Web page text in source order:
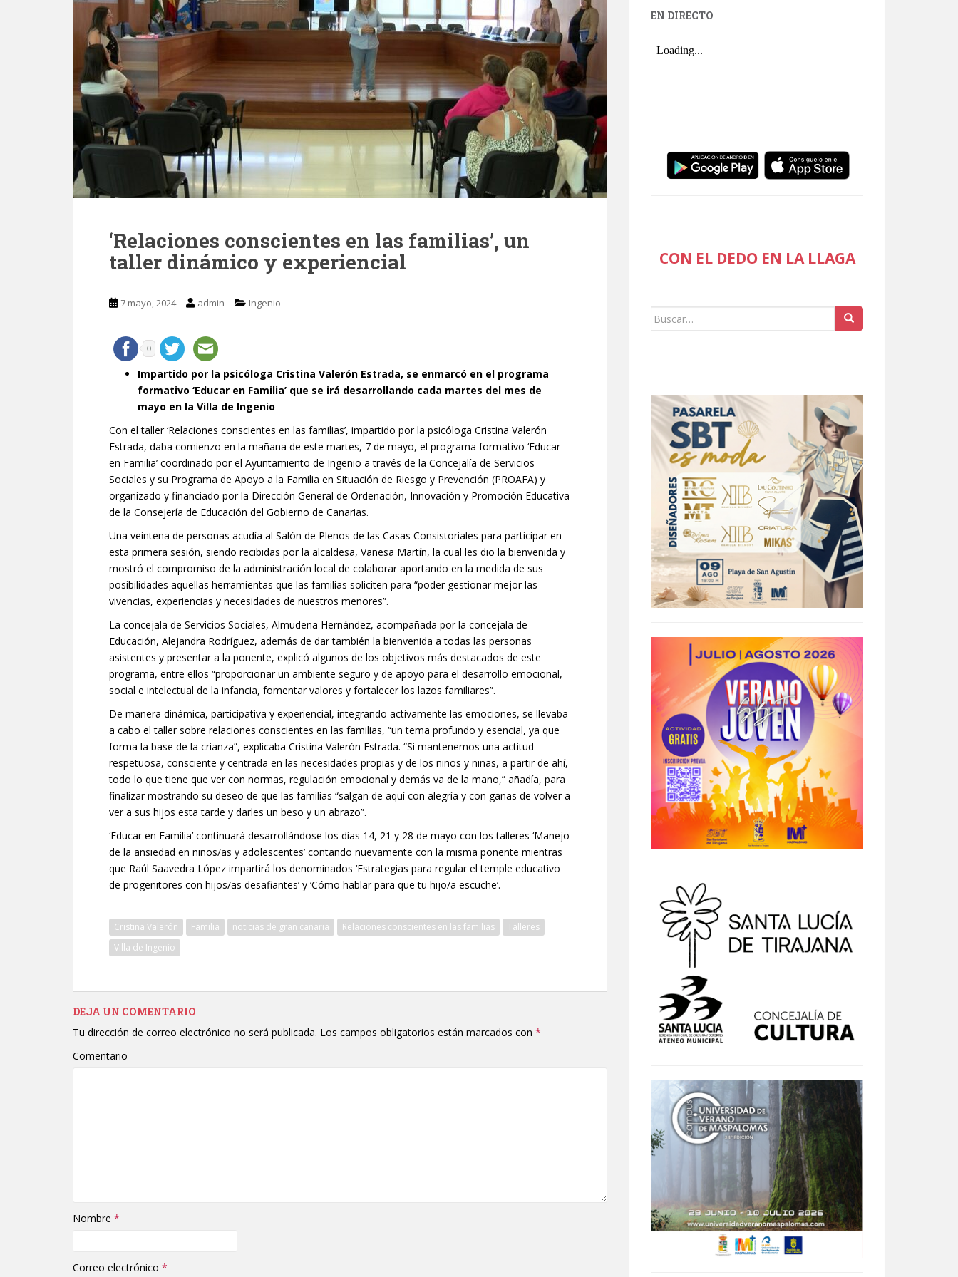
‘Relaciones conscientes en las familias’, un
taller dinámico y experiencial
7 mayo, 2024 admin Ingenio
0
Impartido por la psicóloga Cristina Valerón Estrada, se enmarcó en el programa
formativo ‘Educar en Familia’ que se irá desarrollando cada martes del mes de
mayo en la Villa de Ingenio
Con el taller ‘Relaciones conscientes en las familias’, impartido por la psicóloga Cristina Valerón
Estrada, daba comienzo en la mañana de este martes, 7 de mayo, el programa formativo ‘Educar
en Familia’ coordinado por el Ayuntamiento de Ingenio a través de la Concejalía de Servicios
Sociales y su Programa de Apoyo a la Familia en Situación de Riesgo y Prevención (PROAFA) y
organizado y financiado por la Dirección General de Ordenación, Innovación y Promoción Educativa
de la Consejería de Educación del Gobierno de Canarias.
Una veintena de personas acudía al Salón de Plenos de las Casas Consistoriales para participar en
esta primera sesión, siendo recibidas por la alcaldesa, Vanesa Martín, la cual les dio la bienvenida y
mostró el compromiso de la administración local de colaborar aportando en la medida de sus
posibilidades aquellas herramientas que las familias soliciten para “poder gestionar mejor las
vivencias, experiencias y necesidades de nuestros menores”.
La concejala de Servicios Sociales, Almudena Hernández, acompañada por la concejala de
Educación, Alejandra Rodríguez, además de dar también la bienvenida a todas las personas
asistentes y presentar a la ponente, explicó algunos de los objetivos más destacados de este
programa, entre ellos “proporcionar un ambiente seguro y de apoyo para el desarrollo emocional,
social e intelectual de la infancia, fomentar valores y fortalecer los lazos familiares”.
De manera dinámica, participativa y experiencial, integrando activamente las emociones, se llevaba
a cabo el taller sobre relaciones conscientes en las familias, “un tema profundo y esencial, ya que
forma la base de la crianza”, explicaba Cristina Valerón Estrada. “Si mantenemos una actitud
respetuosa, consciente y centrada en las necesidades propias y de los niños y niñas, a partir de ahí,
todo lo que tiene que ver con normas, regulación emocional y demás va de la mano,” añadía, para
finalizar mostrando su deseo de que las familias “salgan de aquí con alegría y con ganas de volver a
ver a sus hijos esta tarde y darles un beso y un abrazo”.
‘Educar en Familia’ continuará desarrollándose los días 14, 21 y 28 de mayo con los talleres ‘Manejo
de la ansiedad en niños/as y adolescentes’ contando nuevamente con la misma ponente mientras
que Raúl Saavedra López impartirá los denominados ‘Estrategias para regular el temple educativo
de progenitores con hijos/as desafiantes’ y ‘Cómo hablar para que tu hijo/a escuche’.
Cristina Valerón Familia noticias de gran canaria Relaciones conscientes en las familias
Talleres
Villa de Ingenio
DEJA UN COMENTARIO
Tu dirección de correo electrónico no será publicada. Los campos obligatorios están marcados con *
Comentario
Nombre *
Correo electrónico *
EN DIRECTO
CON EL DEDO EN LA LLAGA
Buscar: